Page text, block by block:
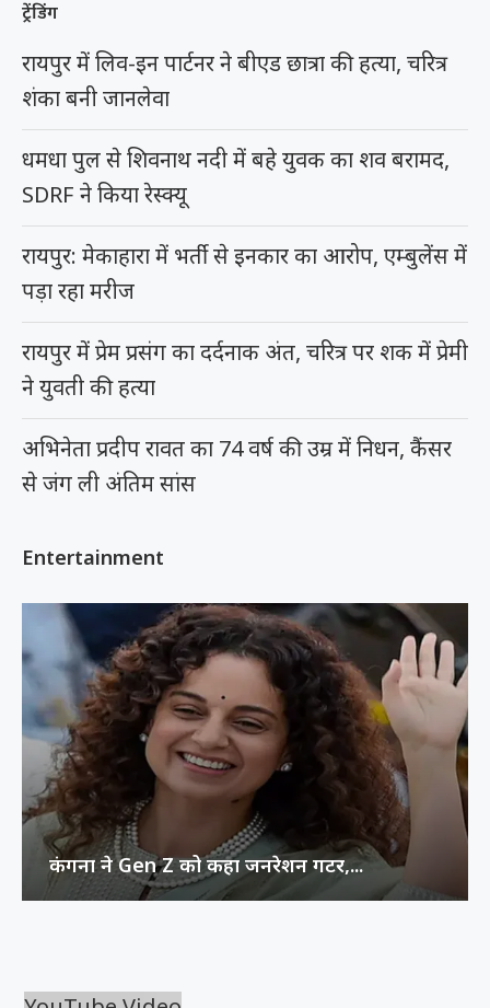
ट्रेंडिंग
रायपुर में लिव-इन पार्टनर ने बीएड छात्रा की हत्या, चरित्र
शंका बनी जानलेवा
धमधा पुल से शिवनाथ नदी में बहे युवक का शव बरामद,
SDRF ने किया रेस्क्यू
रायपुर: मेकाहारा में भर्ती से इनकार का आरोप, एम्बुलेंस में
पड़ा रहा मरीज
रायपुर में प्रेम प्रसंग का दर्दनाक अंत, चरित्र पर शक में प्रेमी
ने युवती की हत्या
अभिनेता प्रदीप रावत का 74 वर्ष की उम्र में निधन, कैंसर
से जंग ली अंतिम सांस
Entertainment
कंगना ने Gen Z को कहा जनरेशन गटर,...